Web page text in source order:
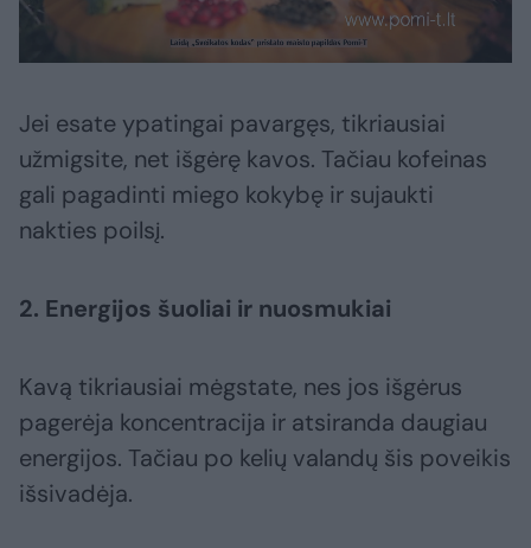
Jei esate ypatingai pavargęs, tikriausiai
užmigsite, net išgėrę kavos. Tačiau kofeinas
gali pagadinti miego kokybę ir sujaukti
nakties poilsį.
2. Energijos šuoliai ir nuosmukiai
Kavą tikriausiai mėgstate, nes jos išgėrus
pagerėja koncentracija ir atsiranda daugiau
energijos. Tačiau po kelių valandų šis poveikis
išsivadėja.